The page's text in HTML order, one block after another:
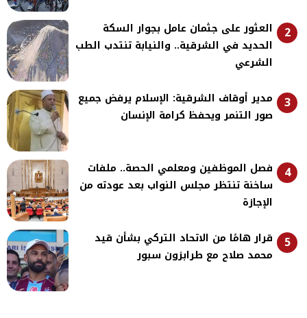
2
العثور على جثمان عامل بجوار السكة
الحديد في الشرقية.. والنيابة تنتدب الطب
الشرعي
3
مدير أوقاف الشرقية: الإسلام يرفض جميع
صور التنمر ويحفظ كرامة الإنسان
4
فصل الموظفين ومعلمي الحصة.. ملفات
ساخنة تنتظر مجلس النواب بعد عودته من
الإجازة
5
قرار هامًا من الاتحاد التركي بشأن قيد
محمد صلاح مع طرابزون سبور